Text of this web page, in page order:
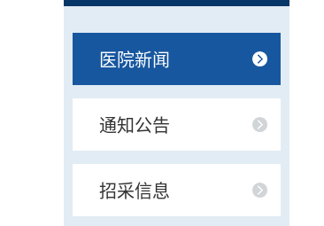
医院新闻
通知公告
招采信息